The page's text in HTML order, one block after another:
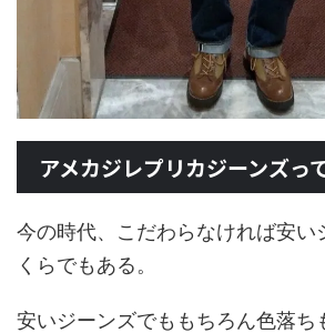
アメカジレプリカジーンズっ
今の時代、こだわらなければ安い
くらでもある。
安いジーンズでももちろん色落ち